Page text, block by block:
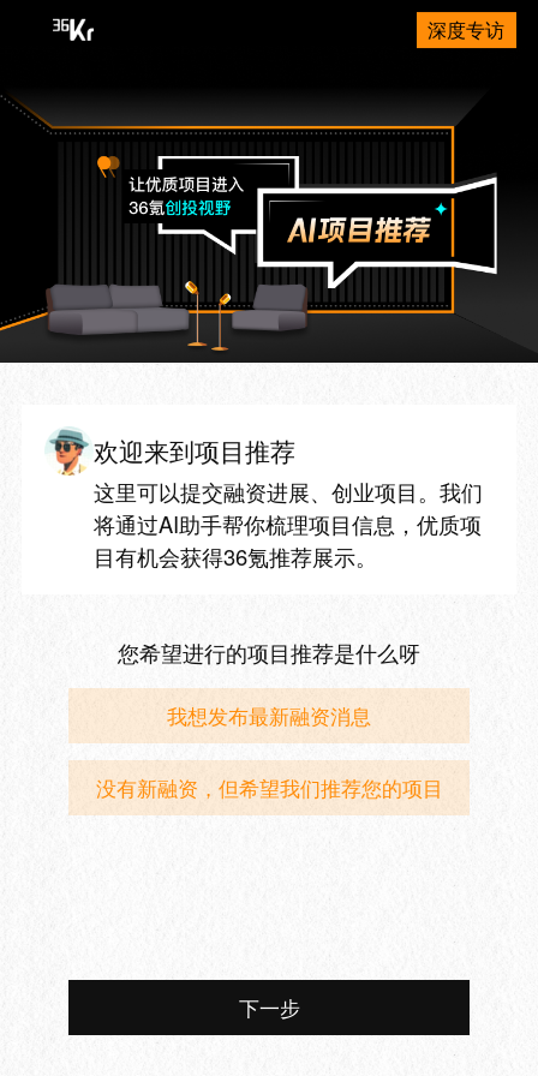
深度专访
欢迎来到项目推荐
这里可以提交融资进展、创业项目。我们
将通过AI助手帮你梳理项目信息，优质项
目有机会获得36氪推荐展示。
您希望进行的项目推荐是什么呀
我想发布最新融资消息
没有新融资，但希望我们推荐您的项目
下一步